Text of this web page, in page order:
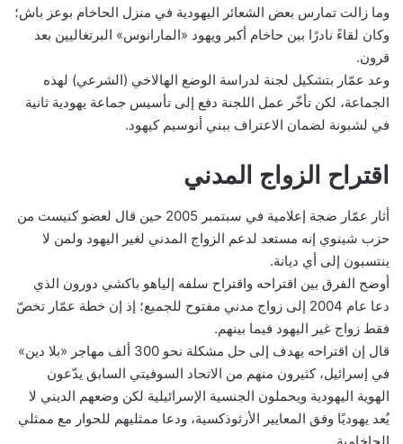
وما زالت تمارس بعض الشعائر اليهودية في منزل الحاخام بوعز باش؛
وكان لقاءً نادرًا بين حاخام أكبر ويهود «المارانوس» البرتغاليين بعد
قرون.
وعد عمّار بتشكيل لجنة لدراسة الوضع الهالاخي (الشرعي) لهذه
الجماعة، لكن تأخّر عمل اللجنة دفع إلى تأسيس جماعة يهودية ثانية
في لشبونة لضمان الاعتراف ببني أنوسيم كيهود.
اقتراح الزواج المدني
أثار عمّار ضجة إعلامية في سبتمبر 2005 حين قال لعضو كنيست من
حزب شينوي إنه مستعد لدعم الزواج المدني لغير اليهود ولمن لا
ينتسبون إلى أي ديانة.
أوضح الفرق بين اقتراحه واقتراح سلفه إلياهو باكشي دورون الذي
دعا عام 2004 إلى زواج مدني مفتوح للجميع؛ إذ إن خطة عمّار تخصّ
فقط زواج غير اليهود فيما بينهم.
قال إن اقتراحه يهدف إلى حل مشكلة نحو 300 ألف مهاجر «بلا دين»
في إسرائيل، كثيرون منهم من الاتحاد السوفيتي السابق يدّعون
الهوية اليهودية ويحملون الجنسية الإسرائيلية لكن وضعهم الديني لا
يُعد يهوديًا وفق المعايير الأرثوذكسية، ودعا ممثليهم للحوار مع ممثلي